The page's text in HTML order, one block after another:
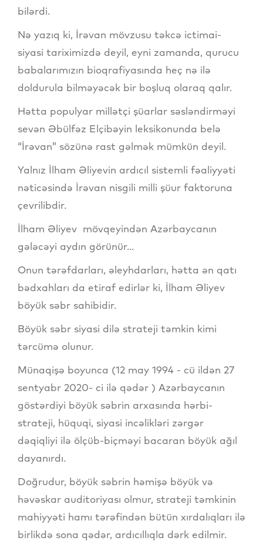
bilərdi.
Nə yazıq ki, İrəvan mövzusu təkcə ictimai-
siyasi tariximizdə deyil, eyni zamanda, qurucu
babalarımızın bioqrafiyasında heç nə ilə
doldurula bilməyəcək bir boşluq olaraq qalır.
Hətta populyar millətçi şüarlar səsləndirməyi
sevən Əbülfəz Elçibəyin leksikonunda belə
“İrəvan” sözünə rast gəlmək mümkün deyil.
Yalnız İlham Əliyevin ardıcıl sistemli fəaliyyəti
nəticəsində İrəvan nisgili milli şüur faktoruna
çevrilibdir.
İlham Əliyev mövqeyindən Azərbaycanın
gələcəyi aydın görünür...
Onun tərəfdarları, əleyhdarları, hətta ən qatı
bədxahları da etiraf edirlər ki, İlham Əliyev
böyük səbr sahibidir.
Böyük səbr siyasi dilə strateji təmkin kimi
tərcümə olunur.
Münaqişə boyunca (12 may 1994 - cü ildən 27
sentyabr 2020- ci ilə qədər ) Azərbaycanın
göstərdiyi böyük səbrin arxasında hərbi-
strateji, hüquqi, siyasi incəlikləri zərgər
dəqiqliyi ilə ölçüb-biçməyi bacaran böyük ağıl
dayanırdı.
Doğrudur, böyük səbrin həmişə böyük və
həvəskar auditoriyası olmur, strateji təmkinin
mahiyyəti hamı tərəfindən bütün xırdalıqları ilə
birlikdə sona qədər, ardıcıllıqla dərk edilmir.